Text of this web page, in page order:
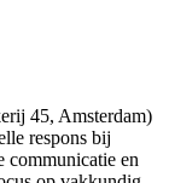
45, Amsterdam)
respons bij
communicatie en